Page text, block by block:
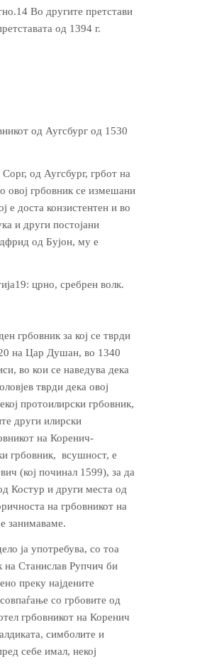
Во другите претстави
од 1394 г.
од Аугсбург од 1530
од Аугсбург, грбот на
овој грбовник се измешани
е доста конзистентен и во
и други постојани
од Бујон, му е
црно, сребрен волк.
грбовник за кој се тврди
на Цар Душан, во 1340
во кои се наведува дека
тврди дека овој
протоилирски грбовник,
други илирски
на Коренич-
грбовник, всушност, е
(кој починал 1599), за да
Костур и други места од
на грбовникот на
занимаваме.
ја упо­требува, со тоа
на Станислав Рупчич би
преку најдените
со грбовите од
грбовникот на Коренич
симболите и
себе имал, некој